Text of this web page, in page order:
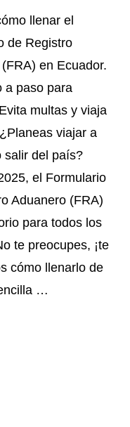
llenar el
de Registro
en Ecuador.
a paso para
multas y viaja
viajar a
salir del país?
el Formulario
Aduanero (FRA)
para todos los
te preocupes, ¡te
cómo llenarlo de
…